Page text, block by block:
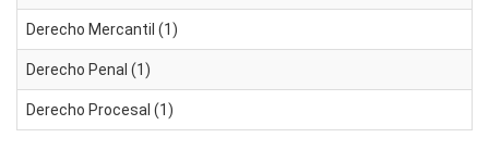
Derecho Mercantil (1)
Derecho Penal (1)
Derecho Procesal (1)